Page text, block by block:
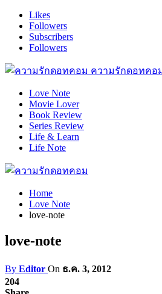
Likes
Followers
Subscribers
Followers
ความรักดอทคอม
Love Note
Movie Lover
Book Review
Series Review
Life & Learn
Life Note
Home
Love Note
love-note
love-note
By Editor On ธ.ค. 3, 2012
204